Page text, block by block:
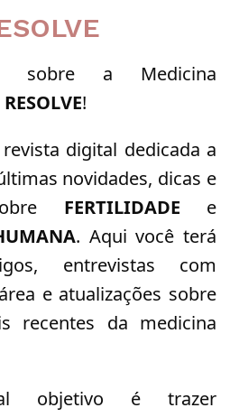
sobre a Medicina
RESOLVE!
digital dedicada a
novidades, dicas e
FERTILIDADE e
. Aqui você terá
entrevistas com
e atualizações sobre
recentes da medicina
objetivo é trazer